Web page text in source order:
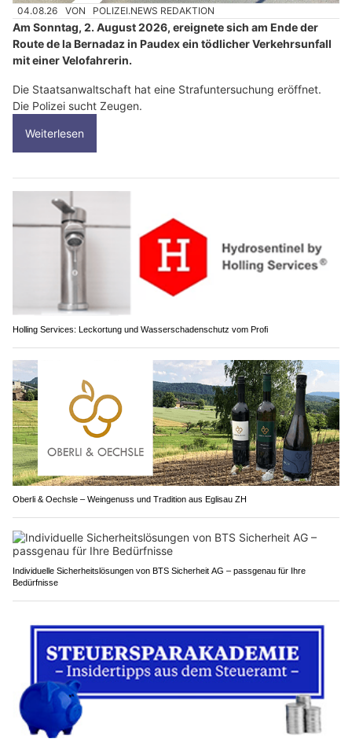
04.08.26 VON POLIZEI.NEWS REDAKTION
Am Sonntag, 2. August 2026, ereignete sich am Ende der
Route de la Bernadaz in Paudex ein tödlicher Verkehrsunfall
mit einer Velofahrerin.
Die Staatsanwaltschaft hat eine Strafuntersuchung eröffnet.
Die Polizei sucht Zeugen.
Weiterlesen
Holling Services: Leckortung und Wasserschadenschutz vom Profi
Oberli & Oechsle – Weingenuss und Tradition aus Eglisau ZH
Individuelle Sicherheitslösungen von BTS Sicherheit AG – passgenau für Ihre
Bedürfnisse